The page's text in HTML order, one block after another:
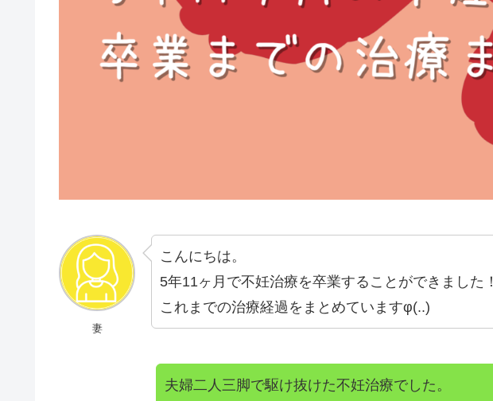
妻
こんにちは。
5年11ヶ月で不妊治療を卒業することができました！
これまでの治療経過をまとめていますφ(..)
夫婦二人三脚で駆け抜けた不妊治療でした。